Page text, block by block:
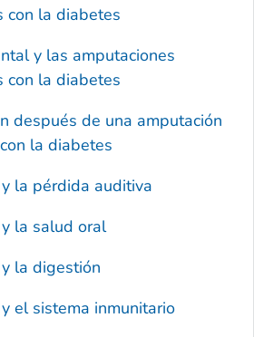
con la diabetes
y las amputaciones
con la diabetes
después de una amputación
la diabetes
la pérdida auditiva
la salud oral
la digestión
el sistema inmunitario